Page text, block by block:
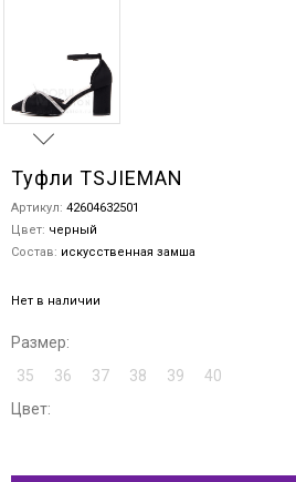
Туфли TSJIEMAN
Артикул: 42604632501
Цвет: черный
Состав: искусственная замша
Нет в наличии
Размер:
35
36 37 38 39
40
Цвет: